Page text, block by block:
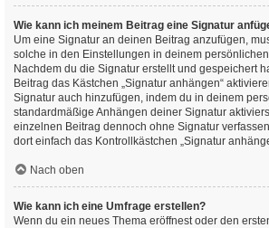
Wie kann ich meinem Beitrag eine Signatur
Um eine Signatur an deinen Beitrag anzufügen,
solche in den Einstellungen in deinem
Nachdem du die Signatur erstellt und gespeichert
Beitrag das Kästchen „Signatur anhängen“
Signatur auch hinzufügen, indem du in deinem
standardmäßige Anhängen deiner Signatur
einzelnen Beitrag dennoch ohne Signatur
dort einfach das Kontrollkästchen „Signatur
Nach oben
Wie kann ich eine Umfrage erstellen?
Wenn du ein neues Thema eröffnest oder den